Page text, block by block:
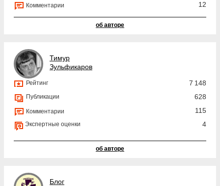
Комментарии 12
об авторе
Тимур
Зульфикаров
Рейтинг 7 148
Публикации 628
Комментарии 115
Экспертные оценки 4
об авторе
Блог